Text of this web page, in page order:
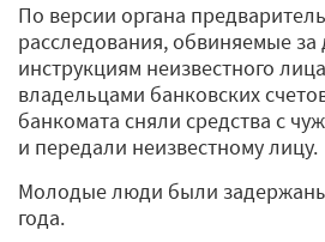
По версии органа
расследования, обвиняемые за
инструкциям неизвестного
владельцами банковских
банкомата сняли средства с
и передали неизвестному лицу.
Молодые люди были
года.